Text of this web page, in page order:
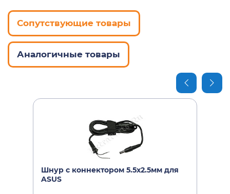
Asus F5
Asus F50
Asus F50SF
CP-293662-01
CQPS1200
DC359A#ABA
DC395A#ABA
DC895A#ABA
Сопутствующие товары
Аналогичные товары
Шнур с коннектором 5.5х2.5мм для
ASUS